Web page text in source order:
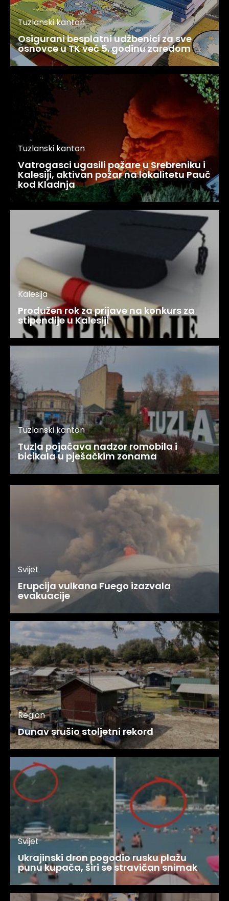
Tuzlanski kanton
Osigurani besplatni udžbenici za sve
osnovce u TK već 5. godinu zaredom
Tuzlanski kanton
Vatrogasci ugasili požare u Srebreniku i
Kalesiji, aktivan požar na lokalitetu Pauč
kod Kladnja
Kalesija
Produžen rok za prijave na konkurs za
stipendije u Kalesiji
Tuzlanski kanton
Tuzla pojačava nadzor romobila i
bicikala u pješačkim zonama
Svijet
Erupcija vulkana Fuego izazvala
evakuacije
Region
Dunav srušio stoljetni rekord
Svijet
Ukrajinski dron pogodio rusku plažu
punu kupača, širi se stravičan snimak